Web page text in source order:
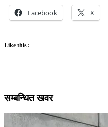
Facebook X
Like this:
सम्बन्धित खवर